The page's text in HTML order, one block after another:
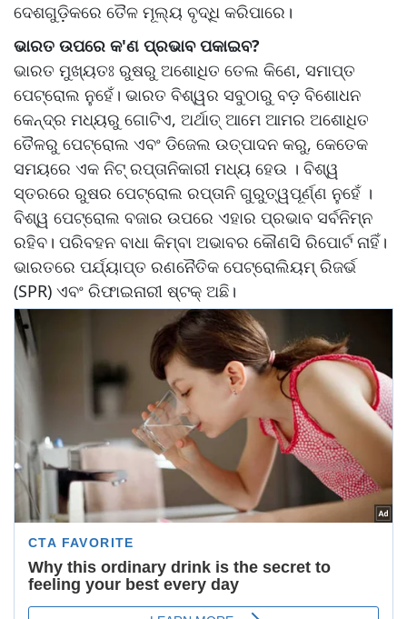
ଦେଶଗୁଡ଼ିକରେ ତୈଳ ମୂଲ୍ୟ ବୃଦ୍ଧି କରିପାରେ।
ଭାରତ ଉପରେ କ'ଣ ପ୍ରଭାବ ପକାଇବ?
ଭାରତ ମୁଖ୍ୟତଃ ରୁଷରୁ ଅଶୋଧିତ ତେଲ କିଣେ, ସମାପ୍ତ
ପେଟ୍ରୋଲ ନୁହେଁ। ଭାରତ ବିଶ୍ୱର ସବୁଠାରୁ ବଡ଼ ବିଶୋଧନ
କେନ୍ଦ୍ର ମଧ୍ୟରୁ ଗୋଟିଏ, ଅର୍ଥାତ୍ ଆମେ ଆମର ଅଶୋଧିତ
ତୈଳରୁ ପେଟ୍ରୋଲ ଏବଂ ଡିଜେଲ ଉତ୍ପାଦନ କରୁ, କେତେକ
ସମୟରେ ଏକ ନିଟ୍ ରପ୍ତାନିକାରୀ ମଧ୍ୟ ହେଉ । ବିଶ୍ୱ
ସ୍ତରରେ ରୁଷର ପେଟ୍ରୋଲ ରପ୍ତାନି ଗୁରୁତ୍ୱପୂର୍ଣ୍ଣ ନୁହେଁ ।
ବିଶ୍ୱ ପେଟ୍ରୋଲ ବଜାର ଉପରେ ଏହାର ପ୍ରଭାବ ସର୍ବନିମ୍ନ
ରହିବ। ପରିବହନ ବାଧା କିମ୍ବା ଅଭାବର କୌଣସି ରିପୋର୍ଟ ନାହିଁ।
ଭାରତରେ ପର୍ଯ୍ୟାପ୍ତ ରଣନୈତିକ ପେଟ୍ରୋଲିୟମ୍ ରିଜର୍ଭ
(SPR) ଏବଂ ରିଫାଇନାରୀ ଷ୍ଟକ୍ ଅଛି।